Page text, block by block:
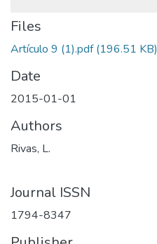
Files
Artículo 9 (1).pdf(196.51 KB)
Date
2015-01-01
Authors
Rivas, L.
Journal ISSN
1794-8347